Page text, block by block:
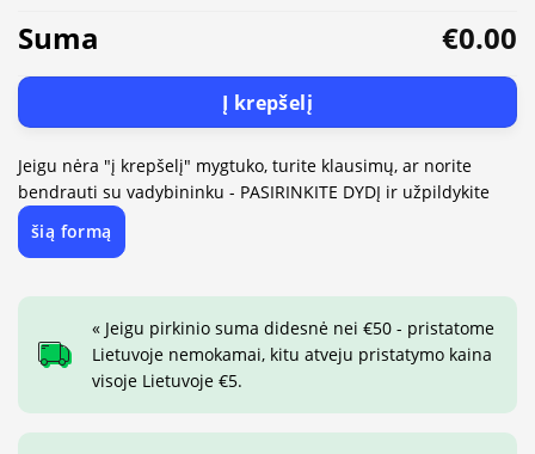
Suma €0.00
Į krepšelį
Jeigu nėra "į krepšelį" mygtuko, turite klausimų, ar norite
bendrauti su vadybininku - PASIRINKITE DYDĮ ir užpildykite
šią formą
« Jeigu pirkinio suma didesnė nei €50 - pristatome
Lietuvoje nemokamai, kitu atveju pristatymo kaina
visoje Lietuvoje €5.